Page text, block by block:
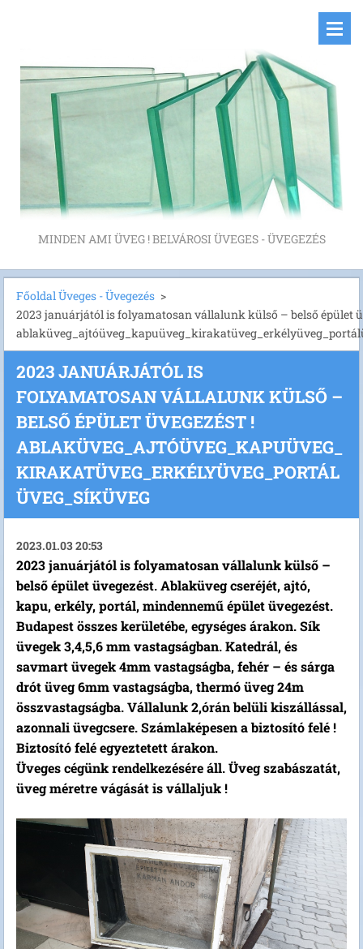
MINDEN AMI ÜVEG ! BELVÁROSI ÜVEGES - ÜVEGEZÉS
Főoldal Üveges - Üvegezés >
2023 januárjától is folyamatosan vállalunk külső – belső épület
2023 JANUÁRJÁTÓL IS
FOLYAMATOSAN VÁLLALUNK KÜLSŐ –
BELSŐ ÉPÜLET ÜVEGEZÉST !
ABLAKÜVEG_AJTÓÜVEG_KAPUÜVEG_
KIRAKATÜVEG_ERKÉLYÜVEG_PORTÁL
ÜVEG_SÍKÜVEG
2023.01.03 20:53
2023 januárjától is folyamatosan vállalunk külső –
belső épület üvegezést. Ablaküveg cseréjét, ajtó,
kapu, erkély, portál, mindennemű épület üvegezést.
Budapest összes kerületébe, egységes árakon. Sík
üvegek 3,4,5,6 mm vastagságban. Katedrál, és
savmart üvegek 4mm vastagságba, fehér – és sárga
drót üveg 6mm vastagságba, thermó üveg 24m
összvastagságba. Vállalunk 2,órán belüli kiszállással,
azonnali üvegcsere. Számlaképesen a biztosító felé !
Biztosító felé egyeztetett árakon.
Üveges cégünk rendelkezésére áll. Üveg szabászatát,
üveg méretre vágását is vállaljuk !